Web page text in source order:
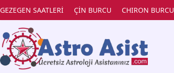
GEZEGEN SAATLERİ ÇİN BURCU CHIRON BURCU